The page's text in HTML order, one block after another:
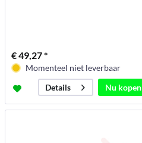
€ 49,27 *
Momenteel niet leverbaar
Details
Nu kopen